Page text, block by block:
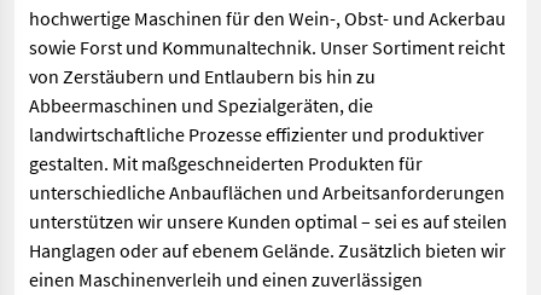
hochwertige Maschinen für den Wein-, Obst- und Ackerbau
sowie Forst und Kommunaltechnik. Unser Sortiment reicht
von Zerstäubern und Entlaubern bis hin zu
Abbeermaschinen und Spezialgeräten, die
landwirtschaftliche Prozesse effizienter und produktiver
gestalten. Mit maßgeschneiderten Produkten für
unterschiedliche Anbauflächen und Arbeitsanforderungen
unterstützen wir unsere Kunden optimal – sei es auf steilen
Hanglagen oder auf ebenem Gelände. Zusätzlich bieten wir
einen Maschinenverleih und einen zuverlässigen